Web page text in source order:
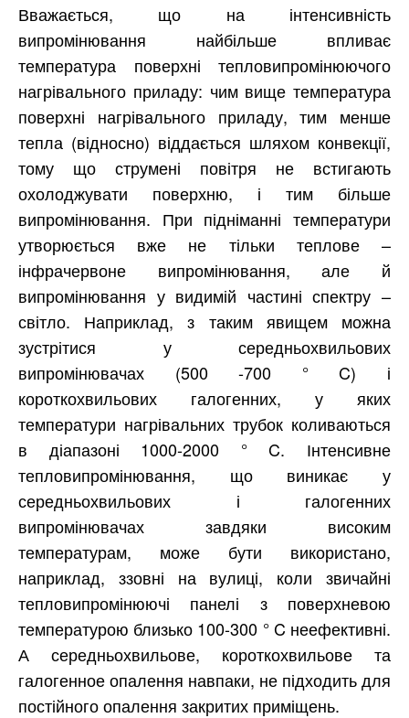
Вважається, що на інтенсивність
випромінювання найбільше впливає
температура поверхні тепловипромінюючого
нагрівального приладу: чим вище температура
поверхні нагрівального приладу, тим менше
тепла (відносно) віддається шляхом конвекції,
тому що струмені повітря не встигають
охолоджувати поверхню, і тим більше
випромінювання. При підніманні температури
утворюється вже не тільки теплове –
інфрачервоне випромінювання, але й
випромінювання у видимій частині спектру –
світло. Наприклад, з таким явищем можна
зустрітися у середньохвильових
випромінювачах (500 -700 ° C) і
короткохвильових галогенних, у яких
температури нагрівальних трубок коливаються
в діапазоні 1000-2000 ° C. Інтенсивне
тепловипромінювання, що виникає у
середньохвильових і галогенних
випромінювачах завдяки високим
температурам, може бути використано,
наприклад, ззовні на вулиці, коли звичайні
тепловипромінюючі панелі з поверхневою
температурою близько 100-300 ° C неефективні.
А середньохвильове, короткохвильове та
галогенное опалення навпаки, не підходить для
постійного опалення закритих приміщень.